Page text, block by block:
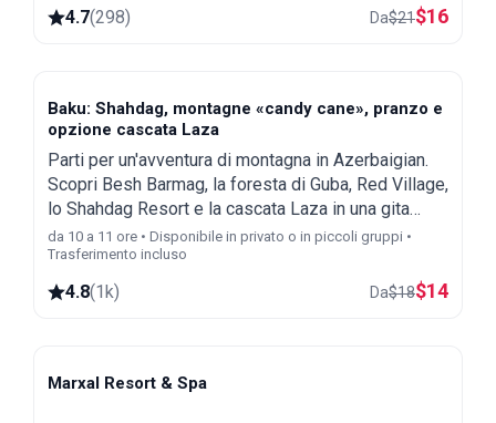
4.7(298) Da$21$16
Baku: Shahdag, montagne «candy cane», pranzo e
opzione cascata Laza
Parti per un'avventura di montagna in Azerbaigian.
Scopri Besh Barmag, la foresta di Guba, Red Village,
lo Shahdag Resort e la cascata Laza in una gita
guidata di un giorno da Baku.
da 10 a 11 ore • Disponibile in privato o in piccoli gruppi •
Trasferimento incluso
4.8(1k) Da$18$14
Sheki
Marxal Resort & Spa